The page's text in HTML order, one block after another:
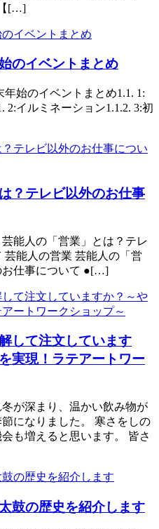
[…]
のイベントまとめ
年始のイベントまとめ1.1. 1:
2:イルミネーション1.1.2. 3:初
？テレビ以外のお仕事
能人の「営業」とは？テレ
芸能人の営業 芸能人の「営
お仕事について ●[…]
して注文しています
実現！ラテアートワー
が深まり、温かい飲み物が
になりました。 寒さをしの
も増えると思います。 皆さ
鼓の歴史を紹介します